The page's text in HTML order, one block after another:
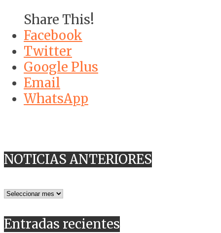
Share This!
Facebook
Twitter
Google Plus
Email
WhatsApp
NOTICIAS ANTERIORES
NOTICIAS
Entradas recientes